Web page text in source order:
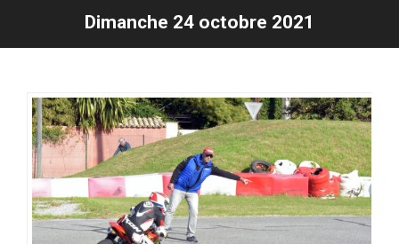
Dimanche 24 octobre 2021